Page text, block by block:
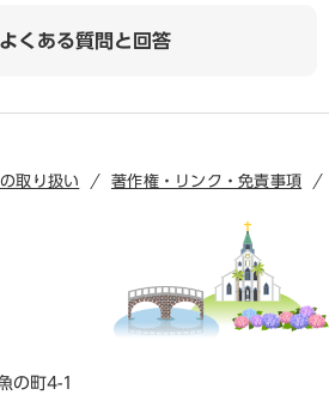
よくある質問と回答
取り扱い
著作権・リンク・免責事項
の町4-1